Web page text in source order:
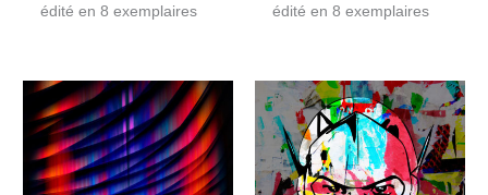
édité en 8 exemplaires
édité en 8 exemplaires
Plage
de
prix :
410€
à
1000€
Plage
de
prix :
410€
à
1000€